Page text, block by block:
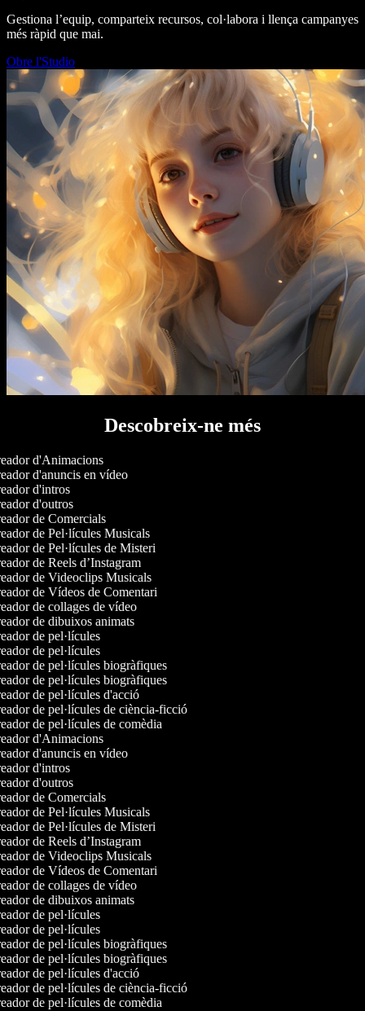
Gestiona l’equip, comparteix recursos, col·labora i llença campanyes
més ràpid que mai.
Obre l'Studio
Descobreix-ne més
d'Animacions
d'anuncis en vídeo
d'intros
d'outros
de Comercials
de Pel·lícules Musicals
de Pel·lícules de Misteri
de Reels d’Instagram
de Videoclips Musicals
de Vídeos de Comentari
de collages de vídeo
de dibuixos animats
de pel·lícules
de pel·lícules
de pel·lícules biogràfiques
de pel·lícules biogràfiques
de pel·lícules d'acció
de pel·lícules de ciència-ficció
de pel·lícules de comèdia
d'Animacions
d'anuncis en vídeo
d'intros
d'outros
de Comercials
de Pel·lícules Musicals
de Pel·lícules de Misteri
de Reels d’Instagram
de Videoclips Musicals
de Vídeos de Comentari
de collages de vídeo
de dibuixos animats
de pel·lícules
de pel·lícules
de pel·lícules biogràfiques
de pel·lícules biogràfiques
de pel·lícules d'acció
de pel·lícules de ciència-ficció
de pel·lícules de comèdia